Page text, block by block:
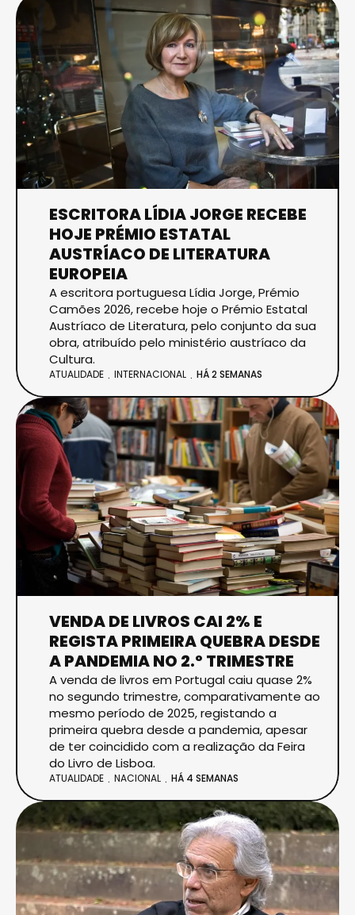
ESCRITORA LÍDIA JORGE RECEBE
HOJE PRÉMIO ESTATAL
AUSTRÍACO DE LITERATURA
EUROPEIA
A escritora portuguesa Lídia Jorge, Prémio
Camões 2026, recebe hoje o Prémio Estatal
Austríaco de Literatura, pelo conjunto da sua
obra, atribuído pelo ministério austríaco da
Cultura.
ATUALIDADE INTERNACIONAL HÁ 2 SEMANAS
VENDA DE LIVROS CAI 2% E
REGISTA PRIMEIRA QUEBRA DESDE
A PANDEMIA NO 2.º TRIMESTRE
A venda de livros em Portugal caiu quase 2%
no segundo trimestre, comparativamente ao
mesmo período de 2025, registando a
primeira quebra desde a pandemia, apesar
de ter coincidido com a realização da Feira
do Livro de Lisboa.
ATUALIDADE NACIONAL HÁ 4 SEMANAS